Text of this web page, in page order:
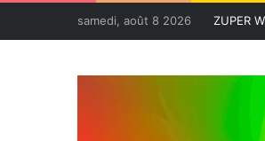
samedi, août 8 2026 ZUPER